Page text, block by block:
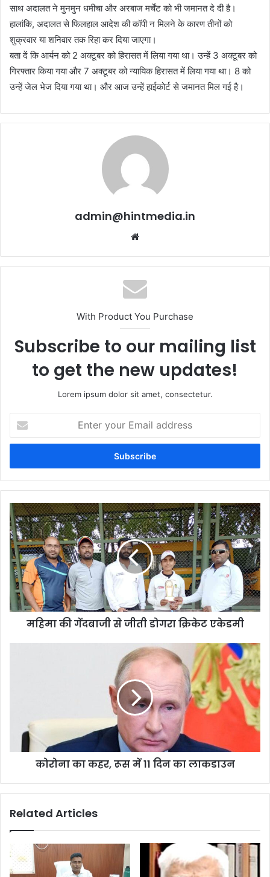
साथ अदालत ने मुनमुन धमीचा और अरबाज मर्चेंट को भी जमानत दे दी है।
हालांकि, अदालत से फिलहाल आदेश की कॉपी न मिलने के कारण तीनों को
शुक्रवार या शनिवार तक रिहा कर दिया जाएगा।
बता दें कि आर्यन को 2 अक्टूबर को हिरासत में लिया गया था। उन्हें 3 अक्टूबर को
गिरफ्तार किया गया और 7 अक्टूबर को न्यायिक हिरासत में लिया गया था। 8 को
उन्हें जेल भेज दिया गया था। और आज उन्हें हाईकोर्ट से जमानत मिल गई है।
admin@hintmedia.in
With Product You Purchase
Subscribe to our mailing list
to get the new updates!
Lorem ipsum dolor sit amet, consectetur.
your
Email
महिमा की गेंदबाजी से जीती डोगरा क्रिकेट एकेडमी
कोरोना का कहर, रूस में 11 दिन का लाकडाउन
Related Articles